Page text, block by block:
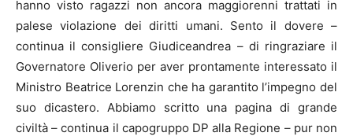
hanno visto ragazzi non ancora maggiorenni trattati in
palese violazione dei diritti umani. Sento il dovere –
continua il consigliere Giudiceandrea – di ringraziare il
Governatore Oliverio per aver prontamente interessato il
Ministro Beatrice Lorenzin che ha garantito l’impegno del
suo dicastero. Abbiamo scritto una pagina di grande
civiltà – continua il capogruppo DP alla Regione – pur non